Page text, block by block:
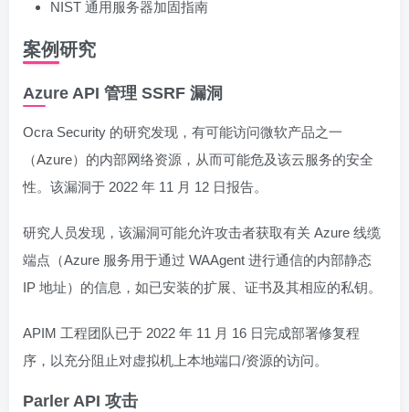
NIST 通用服务器加固指南
案例研究
Azure API 管理 SSRF 漏洞
Ocra Security 的研究发现，有可能访问微软产品之一
（Azure）的内部网络资源，从而可能危及该云服务的安全
性。该漏洞于 2022 年 11 月 12 日报告。
研究人员发现，该漏洞可能允许攻击者获取有关 Azure 线缆
端点（Azure 服务用于通过 WAAgent 进行通信的内部静态
IP 地址）的信息，如已安装的扩展、证书及其相应的私钥。
APIM 工程团队已于 2022 年 11 月 16 日完成部署修复程
序，以充分阻止对虚拟机上本地端口/资源的访问。
Parler API 攻击